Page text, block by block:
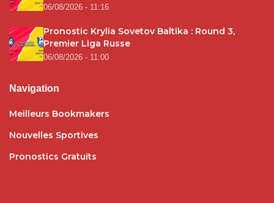
06/08/2026 - 11:16
Pronostic Krylia Sovetov Baltika : Round 3,
Premier Liga Russe
06/08/2026 - 11:00
Navigation
Meilleurs Bookmakers
Nouvelles Sportives
Pronostics Gratuits